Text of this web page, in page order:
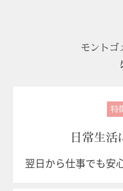
モントゴ
特
日常生活
翌日から仕事でも安